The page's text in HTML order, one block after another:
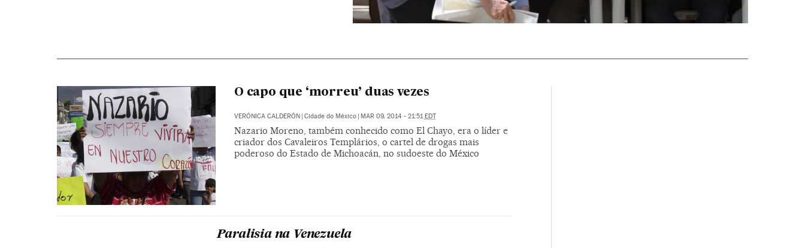
O capo que ‘morreu’ duas vezes
VERÓNICA CALDERÓN | Cidade do México | MAR 09, 2014 - 21:51EDT
Nazario Moreno, também conhecido como El Chayo, era o líder e
criador dos Cavaleiros Templários, o cartel de drogas mais
poderoso do Estado de Michoacán, no sudoeste do México
Paralisia na Venezuela